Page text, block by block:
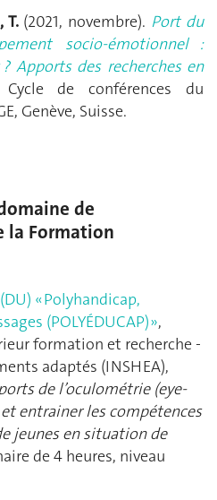
T.(2021, novembre). Port du
socio-émotionnel :
Apports des recherches en
de conférences du
Genève, Suisse.
de
la Formation
« Polyhandicap,
(POLYÉDUCAP) »,
formation et recherche -
adaptés (INSHEA),
de l’oculométrie (eye-
entrainer les compétences
jeunes en situation de
de 4 heures, niveau